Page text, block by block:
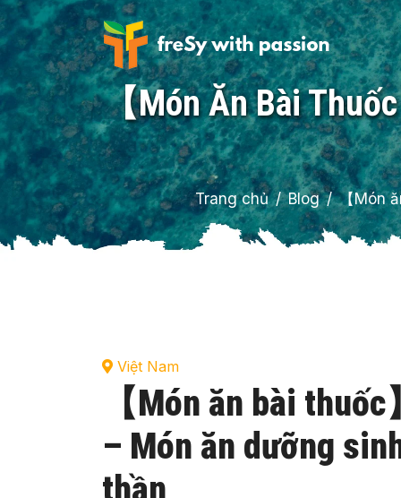
【Món Ăn Bài
Trang chủ Blog 【Món
Việt Nam
【Món ăn bài
– Món ăn dưỡng
thần